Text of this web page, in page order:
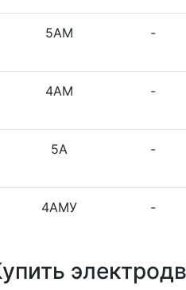
5АМ -
4АМ -
5А -
4АМУ -